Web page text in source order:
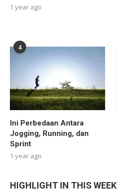
1 year ago
4
Ini Perbedaan Antara
Jogging, Running, dan
Sprint
1 year ago
HIGHLIGHT IN THIS WEEK